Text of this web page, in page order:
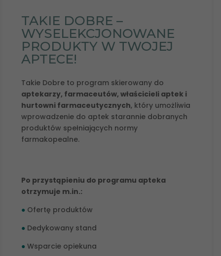
TAKIE DOBRE –
WYSELEKCJONOWANE
PRODUKTY W TWOJEJ
APTECE!
Takie Dobre to program skierowany do
aptekarzy, farmaceutów, właścicieli aptek i
hurtowni farmaceutycznych, który umożliwia
wprowadzenie do aptek starannie dobranych
produktów spełniających normy
farmakopealne.
Po przystąpieniu do programu apteka
otrzymuje m.in.:
● Ofertę produktów
● Dedykowany stand
● Wsparcie opiekuna